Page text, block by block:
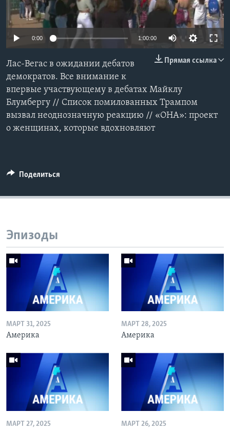
Learning English
Языки
0:00 1:00:00
Прямая ссылка
Лас-Вегас в ожидании дебатов
демократов. Все внимание к
впервые участвующему в дебатах Майклу
Блумбергу // Список помилованных Трампом
вызвал неоднозначную реакцию // «ОНА»: проект
о женщинах, которые вдохновляют
Поделиться
Эпизоды
МАРТ 31, 2025
Америка
МАРТ 28, 2025
Америка
МАРТ 27, 2025 МАРТ 26, 2025